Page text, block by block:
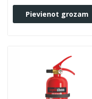
Pievienot grozam